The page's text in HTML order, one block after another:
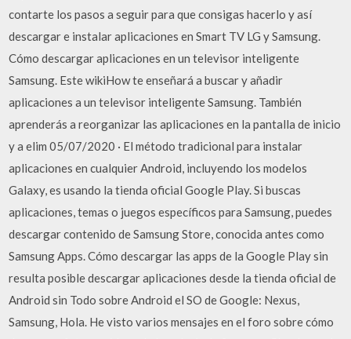
contarte los pasos a seguir para que consigas hacerlo y así
descargar e instalar aplicaciones en Smart TV LG y Samsung.
Cómo descargar aplicaciones en un televisor inteligente
Samsung. Este wikiHow te enseñará a buscar y añadir
aplicaciones a un televisor inteligente Samsung. También
aprenderás a reorganizar las aplicaciones en la pantalla de inicio
y a elim 05/07/2020 · El método tradicional para instalar
aplicaciones en cualquier Android, incluyendo los modelos
Galaxy, es usando la tienda oficial Google Play. Si buscas
aplicaciones, temas o juegos específicos para Samsung, puedes
descargar contenido de Samsung Store, conocida antes como
Samsung Apps. Cómo descargar las apps de la Google Play sin
resulta posible descargar aplicaciones desde la tienda oficial de
Android sin Todo sobre Android el SO de Google: Nexus,
Samsung, Hola. He visto varios mensajes en el foro sobre cómo